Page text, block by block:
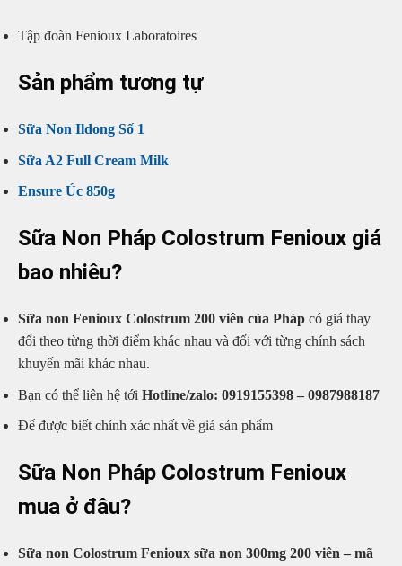
Tập đoàn Fenioux Laboratoires
Sản phẩm tương tự
Sữa Non Ildong Số 1
Sữa A2 Full Cream Milk
Ensure Úc 850g
Sữa Non Pháp Colostrum Fenioux giá
bao nhiêu?
Sữa non Fenioux Colostrum 200 viên của Pháp có giá thay
đổi theo từng thời điểm khác nhau và đối với từng chính sách
khuyến mãi khác nhau.
Bạn có thể liên hệ tới Hotline/zalo: 0919155398 – 0987988187
Để được biết chính xác nhất về giá sản phẩm
Sữa Non Pháp Colostrum Fenioux
mua ở đâu?
Sữa non Colostrum Fenioux sữa non 300mg 200 viên – mã